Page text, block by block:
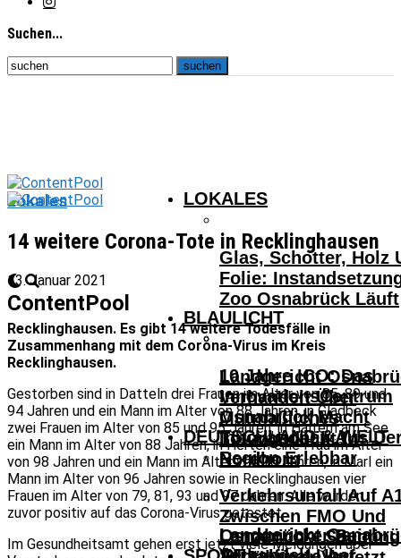
Suchen...
ContentPool
LOKALES
Glas, Schotter, Holz
Folie:
Zoo Osnabrück Läuft
10 Jahre ICO: Das
InnovationsCentrum
Osnabrück Macht
Innovationen Aus
Region Erlebbar
Landgericht
BLAULICHT
Landgericht
Verhandelt Über
Mutmaßliches
Tötungsdelikt In
Nordhorn
Osnabrücker Beim
DEUTSCHLAND & WELT
Verkehrsunfall Auf
Zwischen FMO Und
Lengerich –
Lokales
14 weitere Corona-Tote in Recklinghausen
13. Januar 2021
Recklinghausen. Es gibt 14 weitere Todesfälle in
Zusammenhang mit dem Corona-Virus im Kreis
Recklinghausen.
Gestorben sind in Datteln drei Frauen im Alter von 85, 89 und
94 Jahren und ein Mann im Alter von 88 Jahren, in Gladbeck
zwei Frauen im Alter von 85 und 95 Jahren, in Haltern am See
ein Mann im Alter von 88 Jahren, in Herten eine Frau im Alter
von 98 Jahren und ein Mann im Alter von 76 Jahren, in Marl ein
Mann im Alter von 96 Jahren sowie in Recklinghausen vier
Frauen im Alter von 79, 81, 93 und 97 Jahren. Alle wurden
zuvor positiv auf das Corona-Virus getestet.
Im Gesundheitsamt gehen erst jetzt viele Meldungen über